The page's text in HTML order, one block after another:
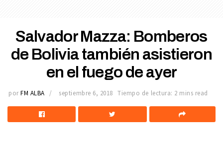
Salvador Mazza: Bomberos
de Bolivia también asistieron
en el fuego de ayer
por FM ALBA septiembre 6, 2018 Tiempo de lectura: 2 mins read